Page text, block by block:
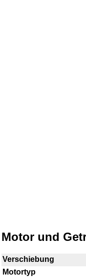
Motor und
Verschiebung
Motortyp